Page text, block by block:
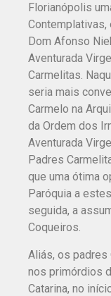
Florianópolis
Dom Afonso
Aventurada
Carmelitas.
seria mais
Carmelo na
da Ordem dos
Aventurada
Padres
que uma ótima
Paróquia a
seguida, a
Coqueiros.
Aliás, os padres
nos primórdios
Catarina, no